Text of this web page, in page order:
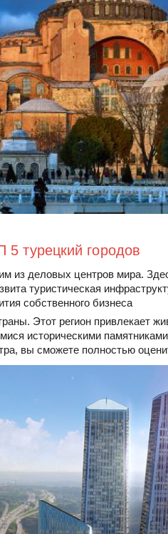
5 турецкий городов
из деловых центров мира.
туристическая
собственного бизнеса
Этот регион привлекает
историческими
вы сможете полностью